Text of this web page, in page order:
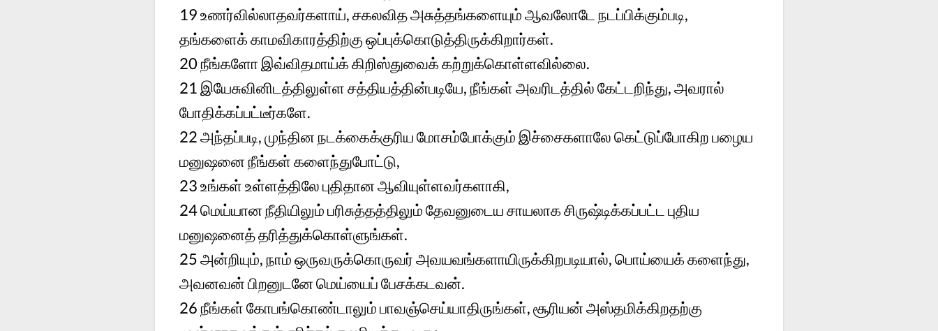
19உணர்வில்லாதவர்களாய், சகலவித அசுத்தங்களையும் ஆவலோடே நடப்பிக்கும்படி,
தங்களைக் காமவிகாரத்திற்கு ஒப்புக்கொடுத்திருக்கிறார்கள்.
20நீங்களோ இவ்விதமாய்க் கிறிஸ்துவைக் கற்றுக்கொள்ளவில்லை.
21 இயேசுவினிடத்திலுள்ள சத்தியத்தின்படியே, நீங்கள் அவரிடத்தில் கேட்டறிந்து, அவரால்
போதிக்கப்பட்டீர்களே.
22அந்தப்படி, முந்தின நடக்கைக்குரிய மோசம்போக்கும் இச்சைகளாலே கெட்டுப்போகிற பழைய
மனுஷனை நீங்கள் களைந்துபோட்டு,
23உங்கள் உள்ளத்திலே புதிதான ஆவியுள்ளவர்களாகி,
24மெய்யான நீதியிலும் பரிசுத்தத்திலும் தேவனுடைய சாயலாக சிருஷ்டிக்கப்பட்ட புதிய
மனுஷனைத் தரித்துக்கொள்ளுங்கள்.
25அன்றியும், நாம் ஒருவருக்கொருவர் அவயவங்களாயிருக்கிறபடியால், பொய்யைக் களைந்து,
அவனவன் பிறனுடனே மெய்யைப் பேசக்கடவன்.
26நீங்கள் கோபங்கொண்டாலும் பாவஞ்செய்யாதிருங்கள், சூரியன் அஸ்தமிக்கிறதற்கு